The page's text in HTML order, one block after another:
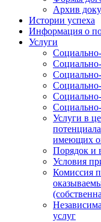
Архив
Истории успеха
Информация о
Услуги
Услуги в
имеющих
Порядок и
Условия
Комиссия
услуг